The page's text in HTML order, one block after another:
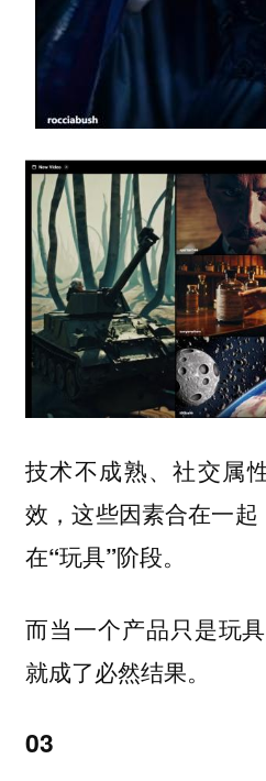
技术不成熟、社交属
效，这些因素合在一
在“玩具”阶段。
而当一个产品只是玩
就成了必然结果。
03